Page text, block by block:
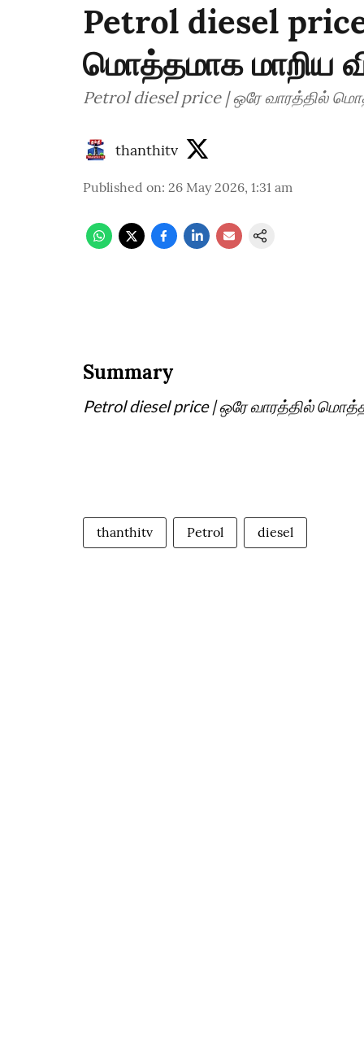
Petrol diesel
மொத்தமாக மாறிய
Petrol diesel price | ஒரே வாரத்தில்
thanthitv
Published on: 26 May 2026, 1:31 am
Summary
Petrol diesel price | ஒரே வாரத்தில்
thanthitv Petrol diesel